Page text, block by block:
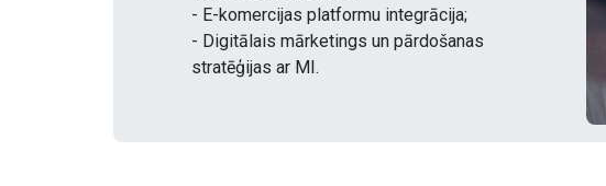
- E-komercijas platformu integrācija;
- Digitālais mārketings un pārdošanas
stratēģijas ar MI.